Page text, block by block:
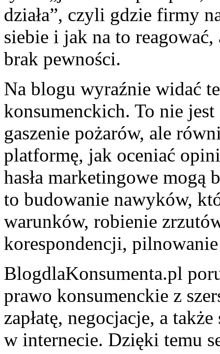
działa”, czyli gdzie firmy
siebie i jak na to
brak pewności.
Na blogu wyraźnie widać
konsumenckich. To nie jest
gaszenie pożarów, ale
platformę, jak oceniać
hasła marketingowe mogą
to budowanie nawyków,
warunków, robienie
korespondencji,
BlogdlaKonsumenta.pl
prawo konsumenckie z
zapłatę, negocjacje, a
w internecie. Dzięki temu